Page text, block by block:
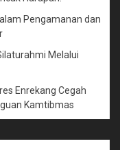
Pengamanan dan
Melalui
Enrekang Cegah
Kamtibmas